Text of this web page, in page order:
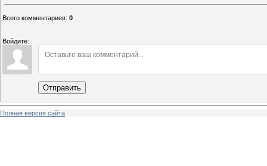
Всего комментариев: 0
Войдите:
Отправить
Полная версия сайта